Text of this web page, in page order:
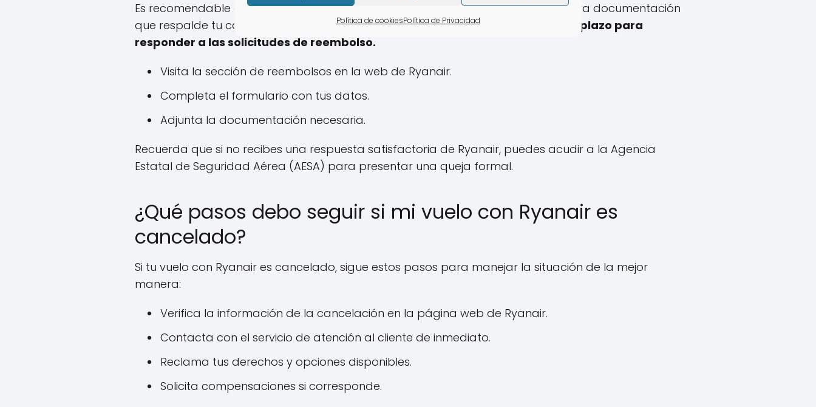
Política de cookiesPolítica de Privacidad
Es recomendable acompañar tu solicitud con una copia del billete y cualquier otra documentación
que respalde tu caso.
Sigue el proceso con paciencia, ya que Ryanair tiene un plazo para
responder a las solicitudes de reembolso.
Visita la sección de reembolsos en la web de Ryanair.
Completa el formulario con tus datos.
Adjunta la documentación necesaria.
Recuerda que si no recibes una respuesta satisfactoria de Ryanair, puedes acudir a la Agencia
Estatal de Seguridad Aérea (AESA) para presentar una queja formal.
¿Qué pasos debo seguir si mi vuelo con Ryanair es
cancelado?
Si tu vuelo con Ryanair es cancelado, sigue estos pasos para manejar la situación de la mejor
manera:
Verifica la información de la cancelación en la página web de Ryanair.
Contacta con el servicio de atención al cliente de inmediato.
Reclama tus derechos y opciones disponibles.
Solicita compensaciones si corresponde.